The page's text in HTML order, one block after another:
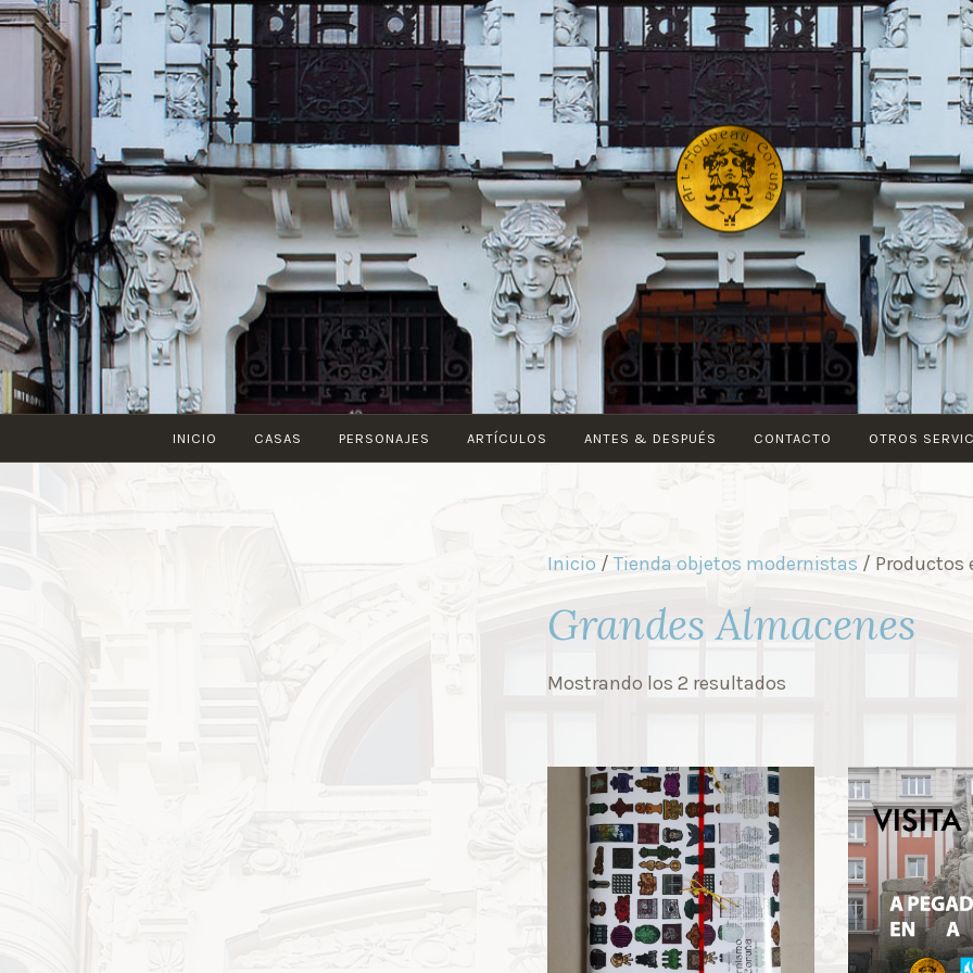
Saltar
contenido
ART-
NOUVEAU
CORUÑA
INICIO CASAS PERSONAJES ARTÍCULOS ANTES & DESPUÉS CONTACTO OTROS
Inicio / Tienda objetos modernistas / Productos
Grandes Almacenes
Mostrando los 2 resultados